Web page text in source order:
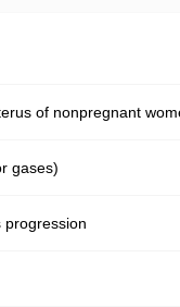
of nonpregnant
gases)
progression